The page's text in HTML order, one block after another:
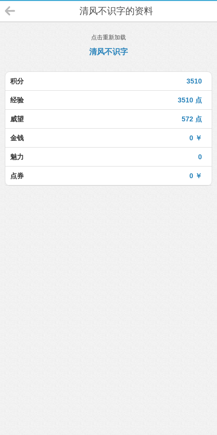
清风不识字的资料
点击重新加载
清风不识字
3510
积分
3510 点
经验
572 点
威望
0 ￥
金钱
0
魅力
0 ￥
点券